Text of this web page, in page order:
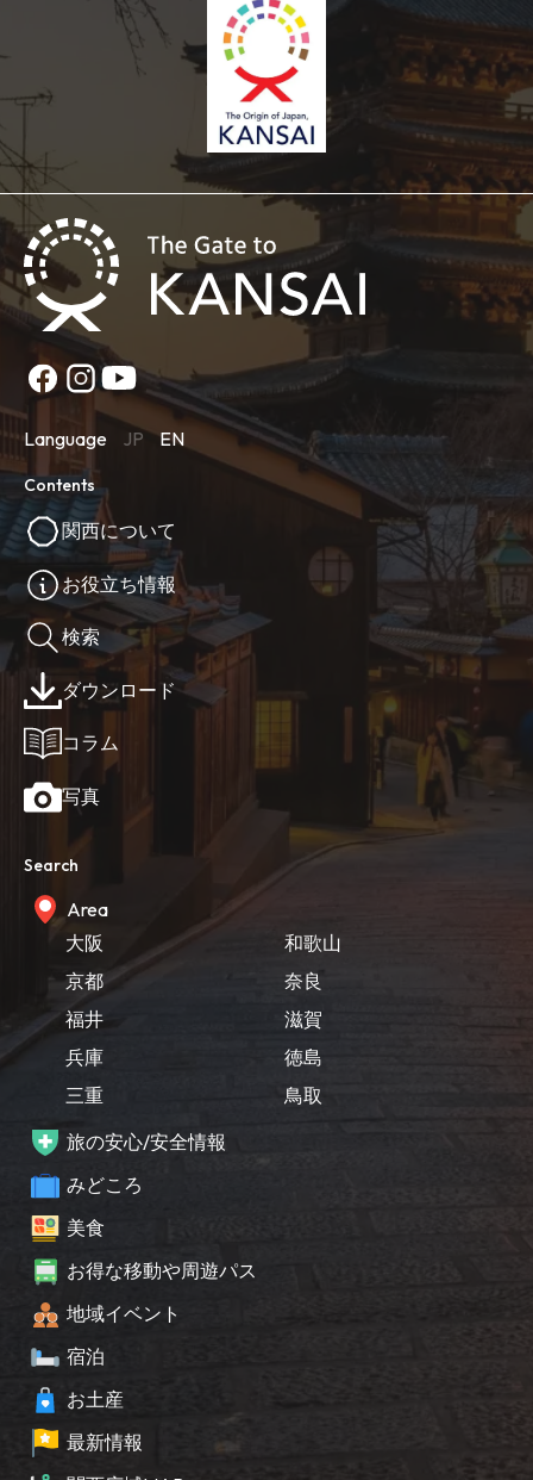
Language JP EN
Contents
関西について
お役立ち情報
検索
ダウンロード
コラム
写真
Search
Area
大阪
京都
福井
兵庫
三重
和歌山
奈良
滋賀
徳島
鳥取
旅の安心/安全情報
みどころ
美食
お得な移動や周遊パス
地域イベント
宿泊
お土産
最新情報